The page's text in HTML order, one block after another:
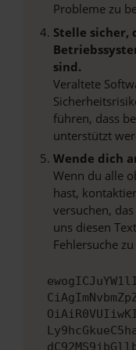
Probleme zu
Stelle sicher,
sind.
Veraltete
führen, dass
unterstützt
Wende dich
Wenn du alle
hast,
versuchen,
uns diesen
Fehlersuche